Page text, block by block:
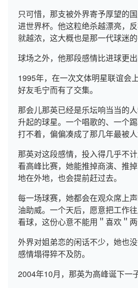
只可惜，那支被外界寄予厚望的
进世界杯。他这粒绝杀越漂亮，
就越浓，这大概也是那一代球迷的
球场之外，他那段感情比进球更出
1995年，在一次文体明星联谊会
好友毛宁而有了交集。
那会儿那英已经是乐坛响当当的
升起的球星。一个唱歌的、一个
打不着，偏偏凑成了那几年最被人
那英对这段感情，投入得几乎不
看高峰比赛，她能推掉商演、推
地在外地，也会提前赶过去。
每一场球赛，她都会在观众席上
油助威。一个天后，愿意把工作
看球，这份心意不能用＂喜欢＂两
外界对姐弟恋的闲话不少，她也
感情塌得猝不及防。
2004年10月，那英为高峰诞下一